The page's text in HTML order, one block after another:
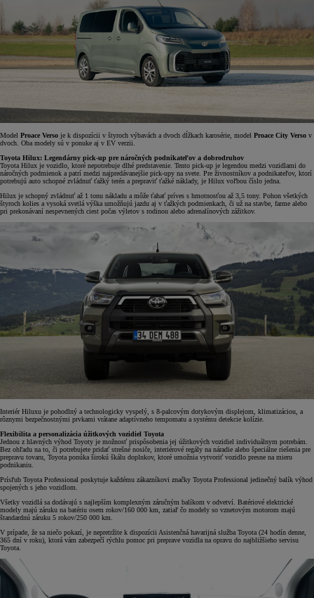
Model Proace Verso je k dispozícii v štyroch výbavách a dvoch dĺžkach karosérie, model Proace City Verso v
dvoch. Oba modely sú v ponuke aj v EV verzii.
Toyota Hilux: Legendárny pick-up pre náročných podnikateľov a dobrodruhov
Toyota Hilux je vozidlo, ktoré nepotrebuje dlhé predstavenie. Tento pick-up je legendou medzi vozidlami do
náročných podmienok a patrí medzi najpredávanejšie pick-upy na svete. Pre živnostníkov a podnikateľov, ktorí
potrebujú auto schopné zvládnuť ťažký terén a prepraviť ťažké náklady, je Hilux voľbou číslo jedna.
Hilux je schopný zvládnuť až 1 tonu nákladu a môže ťahať príves s hmotnosťou až 3,5 tony. Pohon všetkých
štyroch kolies a vysoká svetlá výška umožňujú jazdu aj v ťažkých podmienkach, či už na stavbe, farme alebo
pri prekonávaní nespevnených ciest počas výletov s rodinou alebo adrenalínových zážitkov.
Interiér Hiluxu je pohodlný a technologicky vyspelý, s 8-palcovým dotykovým displejom, klimatizáciou, a
rôznymi bezpečnostnými prvkami vrátane adaptívneho tempomatu a systému detekcie kolízie.
Flexibilita a personalizácia úžitkových vozidiel Toyota
Jednou z hlavných výhod Toyoty je možnosť prispôsobenia jej úžitkových vozidiel individuálnym potrebám.
Bez ohľadu na to, či potrebujete pridať strešné nosiče, interiérové regály na náradie alebo špeciálne riešenia pre
prepravu tovaru, Toyota ponúka širokú škálu doplnkov, ktoré umožnia vytvoriť vozidlo presne na mieru
podnikaniu.
Prísľub Toyota Professional poskytuje každému zákazníkovi značky Toyota Professional jedinečný balík výhod
spojených s jeho vozidlom.
Všetky vozidlá sa dodávajú s najlepším komplexným záručným balíkom v odvetví. Batériové elektrické
modely majú záruku na batériu osem rokov/160 000 km, zatiaľ čo modely so vznetovým motorom majú
štandardnú záruku 5 rokov/250 000 km.
V prípade, že sa niečo pokazí, je nepretržite k dispozícii Asistenčná havarijná služba Toyota (24 hodín denne,
365 dní v roku), ktorá vám zabezpečí rýchlu pomoc pri preprave vozidla na opravu do najbližšieho servisu
Toyota.